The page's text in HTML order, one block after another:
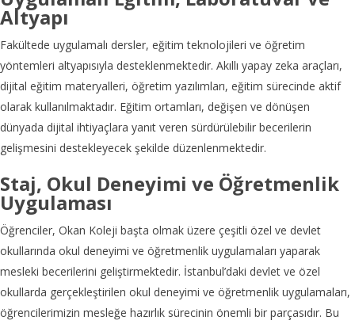
Altyapı
Fakültede uygulamalı dersler, eğitim teknolojileri ve öğretim
yöntemleri altyapısıyla desteklenmektedir. Akıllı yapay zeka araçları,
dijital eğitim materyalleri, öğretim yazılımları, eğitim sürecinde aktif
olarak kullanılmaktadır. Eğitim ortamları, değişen ve dönüşen
dünyada dijital ihtiyaçlara yanıt veren sürdürülebilir becerilerin
gelişmesini destekleyecek şekilde düzenlenmektedir.
Staj, Okul Deneyimi ve Öğretmenlik
Uygulaması
Öğrenciler, Okan Koleji başta olmak üzere çeşitli özel ve devlet
okullarında okul deneyimi ve öğretmenlik uygulamaları yaparak
mesleki becerilerini geliştirmektedir. İstanbul’daki devlet ve özel
okullarda gerçekleştirilen okul deneyimi ve öğretmenlik uygulamaları,
öğrencilerimizin mesleğe hazırlık sürecinin önemli bir parçasıdır. Bu